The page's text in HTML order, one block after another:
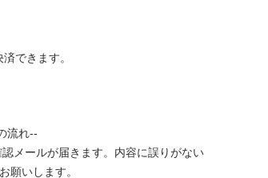
できます。
流れ--
メールが届きます。内容に誤りがない
願いします。